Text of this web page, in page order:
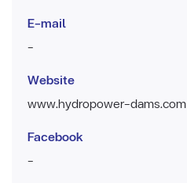
E-mail
-
Website
www.hydropower-dams.com
Facebook
-